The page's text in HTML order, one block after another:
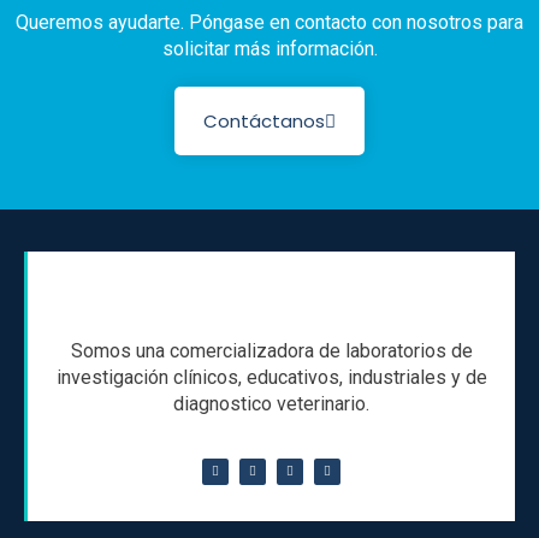
Queremos ayudarte. Póngase en contacto con nosotros para
solicitar más información.
Contáctanos
Somos una comercializadora de laboratorios de
investigación clínicos, educativos, industriales y de
diagnostico veterinario.